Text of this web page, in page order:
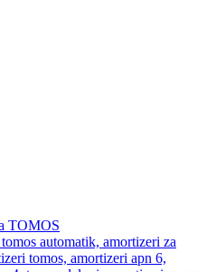
TOMOS